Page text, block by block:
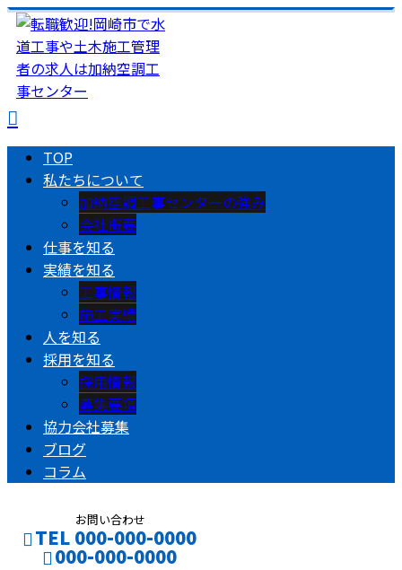
TOP
私たちについて
加納空調工事センターの強み
会社概要
仕事を知る
実績を知る
工事情報
施工実績
人を知る
採用を知る
採用情報
募集要項
協力会社募集
ブログ
コラム
お問い合わせ
TEL 000-000-0000
000-000-0000